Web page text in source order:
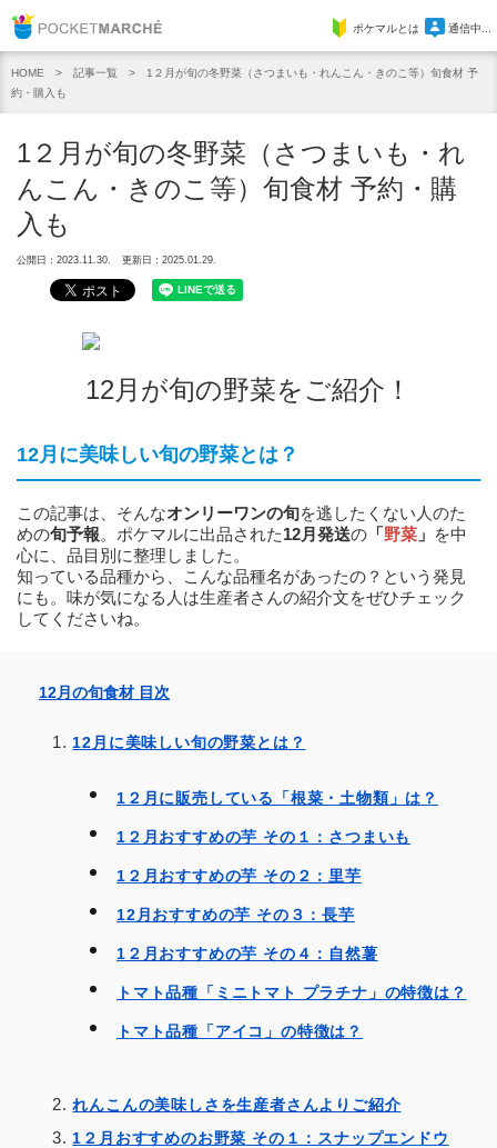
Pocket Marcheポケマルとは 通信中...
HOME 記事一覧
1２月が旬の冬野菜（さつまいも・れんこん・きのこ等）旬食材 予
約・購入も
1２月が旬の冬野菜（さつまいも・れ
んこん・きのこ等）旬食材 予約・購
入も
公開日：2023.11.30. 更新日：2025.01.29.
12月が旬の野菜をご紹介！
12月に美味しい旬の野菜とは？
この記事は、そんなオンリーワンの旬を逃したくない人のた
めの旬予報。ポケマルに出品された12月発送の 「野菜 」 を中
心に、品目別に整理しました。
知っている品種から、こんな品種名があったの？という発見
にも。味が気になる人は生産者さんの紹介文をぜひチェック
してくださいね。
12月の旬食材 目次
12月に美味しい旬の野菜とは？
1２月に販売している「根菜・土物類」は？
1２月おすすめの芋 その１：さつまいも
1２月おすすめの芋 その２：里芋
12月おすすめの芋 その３：長芋
1２月おすすめの芋 その４：自然薯
トマト品種「ミニトマト プラチナ」の特徴は？
トマト品種「アイコ」の特徴は？
れんこんの美味しさを生産者さんよりご紹介
1２月おすすめのお野菜 その１：スナップエンドウ